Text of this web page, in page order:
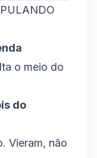
o meio do
do
Vieram, não